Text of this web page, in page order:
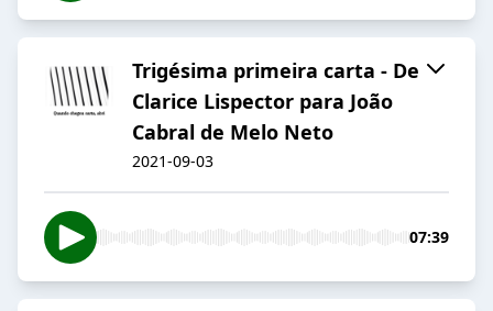
Trigésima primeira carta - De
Clarice Lispector para João
Cabral de Melo Neto
2021-09-03
07:39